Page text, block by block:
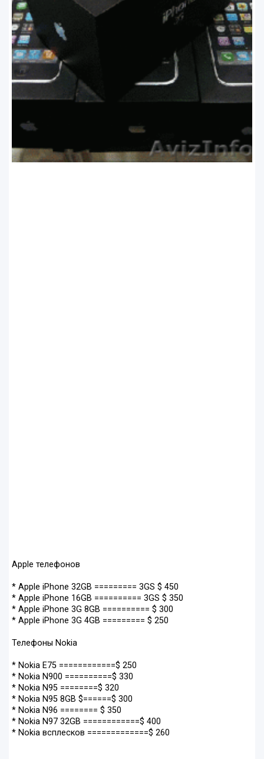
Apple телефонов
* Apple iPhone 32GB ========= 3GS $ 450
* Apple iPhone 16GB ========== 3GS $ 350
* Apple iPhone 3G 8GB ========== $ 300
* Apple iPhone 3G 4GB ========= $ 250
Телефоны Nokia
* Nokia E75 ============$ 250
* Nokia N900 ==========$ 330
* Nokia N95 ========$ 320
* Nokia N95 8GB $======$ 300
* Nokia N96 ======== $ 350
* Nokia N97 32GB ============$ 400
* Nokia всплесков =============$ 260